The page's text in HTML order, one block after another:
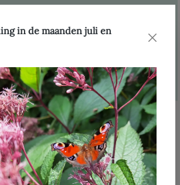
in de maanden juli en